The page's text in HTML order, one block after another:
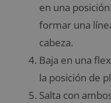
en una
formar una
cabeza.
Baja en una
la posición de
Salta con